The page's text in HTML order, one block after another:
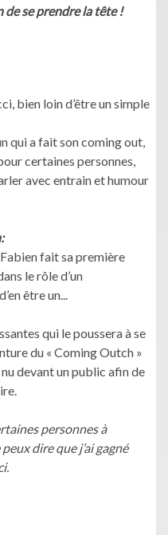
de se prendre la tête !
bien loin d’être un simple
qui a fait son coming out,
certaines personnes,
avec entrain et humour
fait sa première
le rôle d’un
être un...
qui le poussera à se
du « Coming Outch »
devant un public afin de
personnes à
dire que j’ai gagné